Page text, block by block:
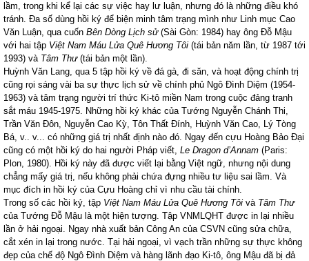
lầm, trong khi kể lại các sự việc hay lư luận, nhưng đó là những điều khó
tránh. Đa số dùng hồi ký để biện minh tâm trạng mình như Linh mục Cao
Văn Luận, qua cuốn Bên Dòng Lịch sử (Sài Gòn: 1984) hay ông Đỗ Mậu
với hai tập Việt Nam Máu Lửa Quê Hương Tôi (tái bản năm lần, từ 1987 tới
1993) và Tâm Thư(tái bản một lần).
Huỳnh Văn Lang, qua 5 tập hồi ký về đá gà, đi săn, và hoạt động chính trị
cũng rọi sáng vài ba sự thực lịch sử về chính phủ Ngô Đình Diệm (1954-
1963) và tâm trạng người trí thức Ki-tô miền Nam trong cuộc đảng tranh
sắt máu 1945-1975. Những hồi ký khác của Tướng Nguyễn Chánh Thi,
Trần Văn Đôn, Nguyễn Cao Kỳ, Tôn Thất Đính, Huỳnh Văn Cao, Lý Tòng
Bá, v.. v... có những giá trị nhất định nào đó. Ngay đến cựu Hoàng Bảo Đại
cũng có một hồi ký do hai người Pháp viết, Le Dragon d’Annam (Paris:
Plon, 1980). Hồi ký này đã được viết lại bằng Việt ngữ, nhưng nội dung
chẳng mấy giá trị, nếu không phải chứa đựng nhiều tư liệu sai lầm. Và
mục đích in hồi ký của Cựu Hoàng chỉ vì nhu cầu tài chính.
Trong số các hồi ký, tập Việt Nam Máu Lửa Quê Hương Tôi và Tâm Thư
của Tướng Đỗ Mậu là một hiện tượng. Tập VNMLQHT được in lại nhiều
lần ở hải ngoại. Ngay nhà xuất bản Công An của CSVN cũng sửa chữa,
cắt xén in lại trong nước. Tại hải ngoại, vì vạch trần những sự thực không
đẹp của chế độ Ngô Đình Diệm và hàng lãnh đạo Ki-tô, ông Mậu đã bị đả